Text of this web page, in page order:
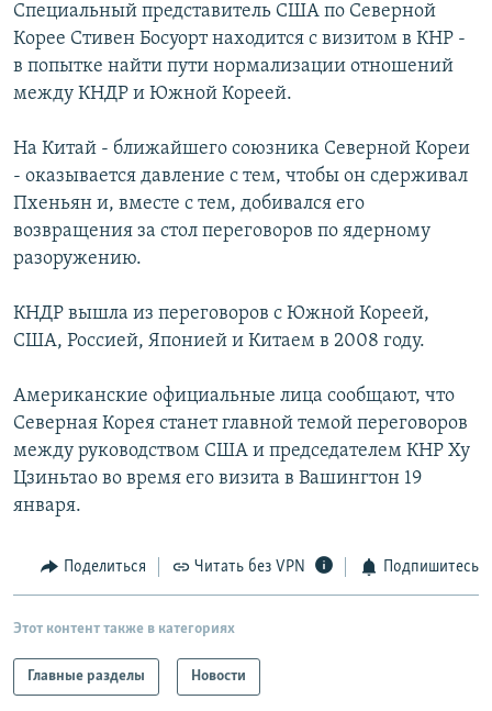
Все сайты РСЕ/РС
Специальный представитель США по Северной
Корее Стивен Босуорт находится с визитом в КНР -
в попытке найти пути нормализации отношений
между КНДР и Южной Кореей.
На Китай - ближайшего союзника Северной Кореи
- оказывается давление с тем, чтобы он сдерживал
Пхеньян и, вместе с тем, добивался его
возвращения за стол переговоров по ядерному
разоружению.
КНДР вышла из переговоров с Южной Кореей,
США, Россией, Японией и Китаем в 2008 году.
Американские официальные лица сообщают, что
Северная Корея станет главной темой переговоров
между руководством США и председателем КНР Ху
Цзиньтао во время его визита в Вашингтон 19
января.
Поделиться Читать без VPN Подпишитесь
Этот контент также в категориях
Главные разделы Новости